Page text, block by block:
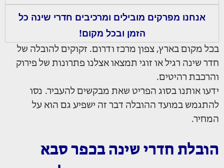
אנחנו מפרקים מובילים ומרכיבים חדרי שינה כל
הזמן ובכל מקום!
בכל מקום בארץ, צפון מרכז ודרום. זקוקים להובלה של
חדר שינה רגיל או זוגי תמצאו אצלנו פתרונות של פירוק
והרכבת רהיטים.
ידעו אותנו בסוג הפריט שאת מבקשים להעביר. נסו
להתגמש במועד ההובלה דבר זה ישפיע גם הוא על
המחיר.
הובלת חדרי שינה בכפר סבא